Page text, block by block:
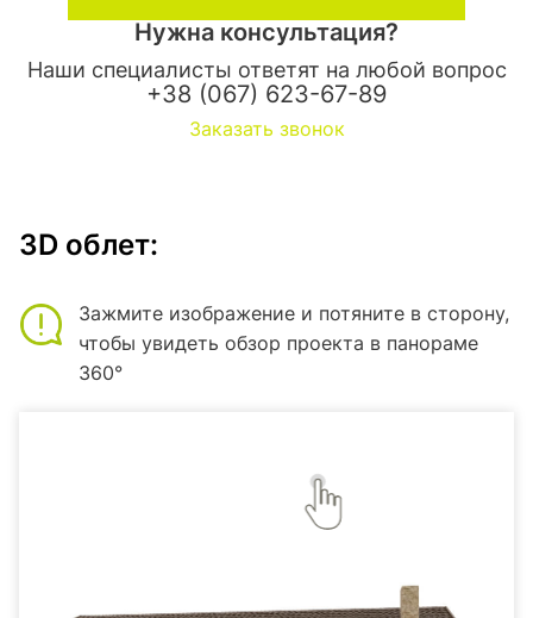
Нужна консультация?
Наши специалисты ответят на любой вопрос
+38 (067) 623-67-89
Заказать звонок
3D облет:
Зажмите изображение и потяните в сторону,
чтобы увидеть обзор проекта в панораме
360°